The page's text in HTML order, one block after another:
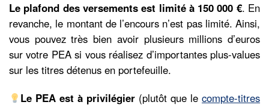
Le plafond des versements est limité à 150 000 €. En
revanche, le montant de l’encours n’est pas limité. Ainsi,
vous pouvez très bien avoir plusieurs millions d’euros
sur votre PEA si vous réalisez d’importantes plus-values
sur les titres détenus en portefeuille.
Le PEA est à privilégier (plutôt que lecompte-titres